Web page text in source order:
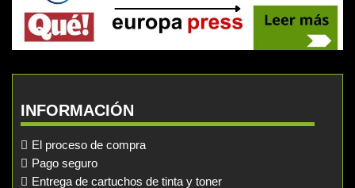
INFORMACIÓN
El proceso de compra
Pago seguro
Entrega de cartuchos de tinta y toner